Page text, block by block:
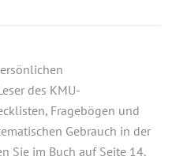
des KMU-
Fragebögen und
Gebrauch in der
Sie im Buch auf Seite 14.